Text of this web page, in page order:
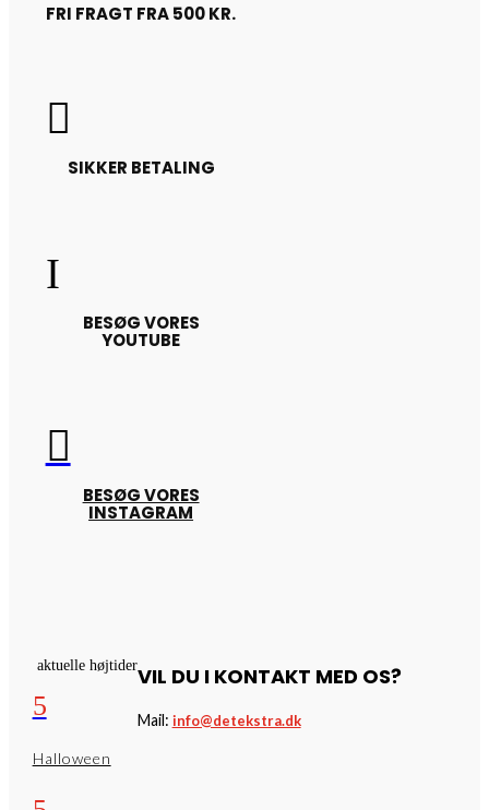
FRI FRAGT FRA 500 KR.

SIKKER BETALING
I
BESØG VORES
YOUTUBE

BESØG VORES
INSTAGRAM
aktuelle højtider
5
Halloween
VIL DU I KONTAKT MED OS?
Mail: info@detekstra.dk